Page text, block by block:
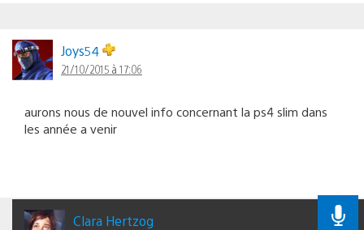
Joys54
21/10/2015 à 17:06
aurons nous de nouvel info concernant la ps4 slim dans
les année a venir
Clara Hertzog